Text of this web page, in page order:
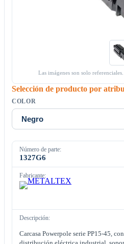
Las imágenes son solo
Selección de producto por
COLOR
Número de parte:
1327G6
Fabricante:
Descripción:
Carcasa Powerpole serie PP15-45,